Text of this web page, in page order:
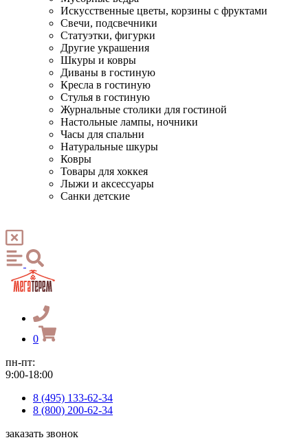
Искусственные цветы, корзины с фруктами
Свечи, подсвечники
Статуэтки, фигурки
Другие украшения
Шкуры и ковры
Диваны в гостиную
Кресла в гостиную
Стулья в гостиную
Журнальные столики для гостиной
Настольные лампы, ночники
Часы для спальни
Натуральные шкуры
Ковры
Товары для хоккея
Лыжи и аксессуары
Санки детские
0
пн-пт:
9:00-18:00
8 (495) 133-62-34
8 (800) 200-62-34
заказать звонок